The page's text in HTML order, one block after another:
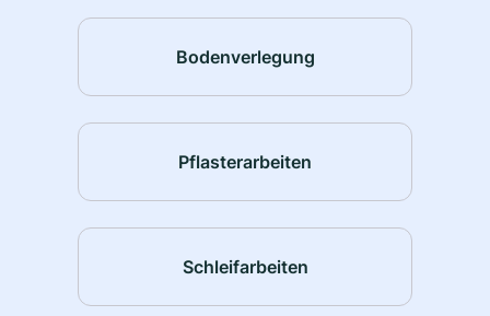
Bodenverlegung
Pflasterarbeiten
Schleifarbeiten